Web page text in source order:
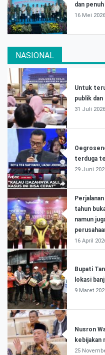
dan
16 Mei 2026
NASIONAL
Untuk
publik
31 Juli 2026
terduga
29 Juni
tahun
namun
16 April
Bupati
lokasi
9 Maret
Nusron
kebijakan
25